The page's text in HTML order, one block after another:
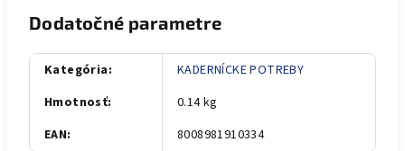
Dodatočné parametre
Kategória:
KADERNÍCKE POTREBY
Hmotnosť:
0.14 kg
EAN: 8008981910334